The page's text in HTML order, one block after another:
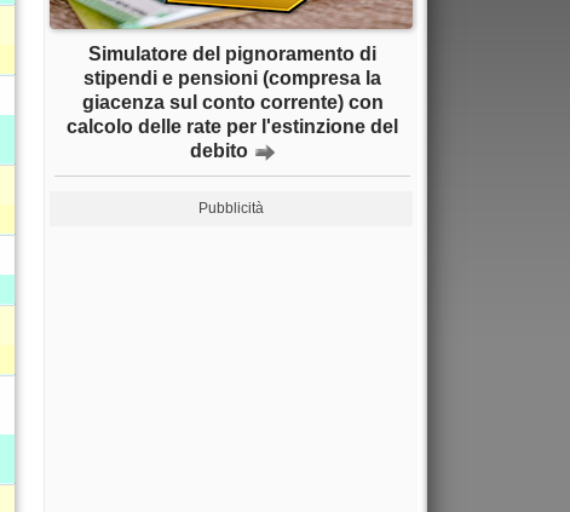
Simulatore del pignoramento di
stipendi e pensioni (compresa la
giacenza sul conto corrente) con
calcolo delle rate per l'estinzione del
debito
Pubblicità